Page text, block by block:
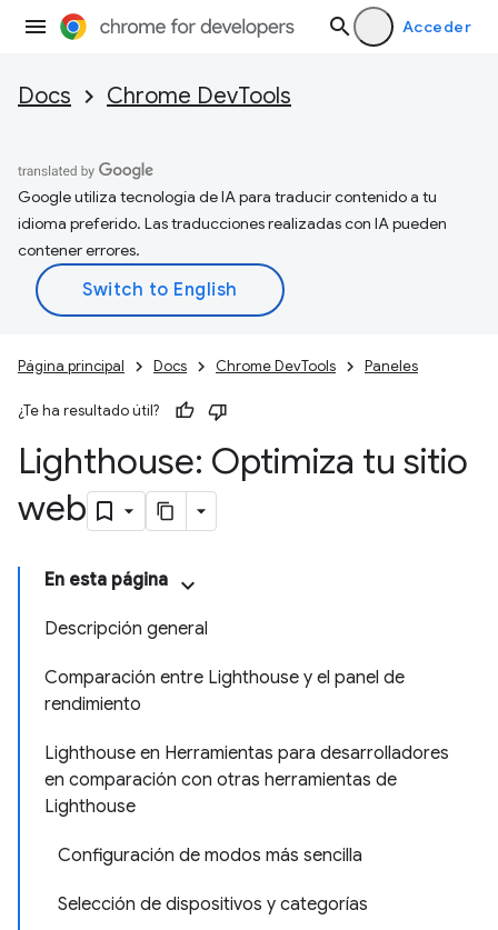
Acceder
Docs Chrome DevTools
Google utiliza tecnología de IA para traducir contenido a tu
idioma preferido. Las traducciones realizadas con IA pueden
contener errores.
Página principal Docs Chrome DevTools Paneles
¿Te ha resultado útil?
Lighthouse: Optimiza tu sitio
web
En esta página
Descripción general
Comparación entre Lighthouse y el panel de
rendimiento
Lighthouse en Herramientas para desarrolladores
en comparación con otras herramientas de
Lighthouse
Configuración de modos más sencilla
Selección de dispositivos y categorías